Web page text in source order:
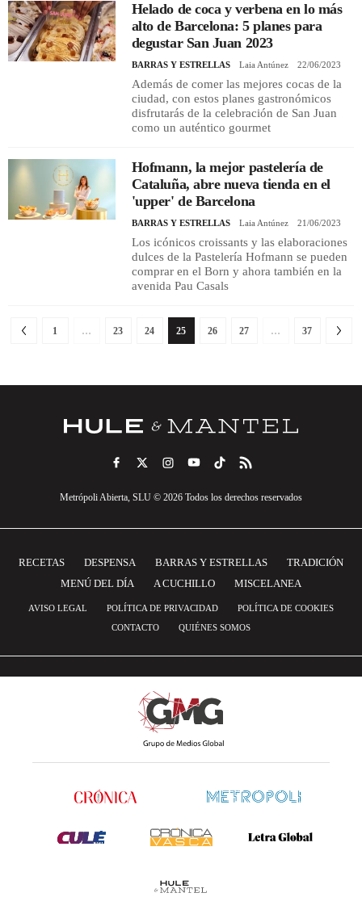
Helado de coca y verbena en lo más
alto de Barcelona: 5 planes para
degustar San Juan 2023
BARRAS Y ESTRELLAS Laia Antúnez 22/06/2023
Además de comer las mejores cocas de la
ciudad, con estos planes gastronómicos
disfrutarás de la celebración de San Juan
como un auténtico gourmet
Hofmann, la mejor pastelería de
Cataluña, abre nueva tienda en el
'upper' de Barcelona
BARRAS Y ESTRELLAS Laia Antúnez 21/06/2023
Los icónicos croissants y las elaboraciones
dulces de la Pastelería Hofmann se pueden
comprar en el Born y ahora también en la
avenida Pau Casals
1 … 23 24 25 26 27 … 37
Metrópoli Abierta, SLU © 2026 Todos los derechos reservados
RECETAS DESPENSA BARRAS Y ESTRELLAS
TRADICIÓN
MENÚ DEL DÍA
A CUCHILLO MISCELANEA
AVISO LEGAL POLÍTICA DE PRIVACIDAD
POLÍTICA DE COOKIES
CONTACTO
QUIÉNES SOMOS